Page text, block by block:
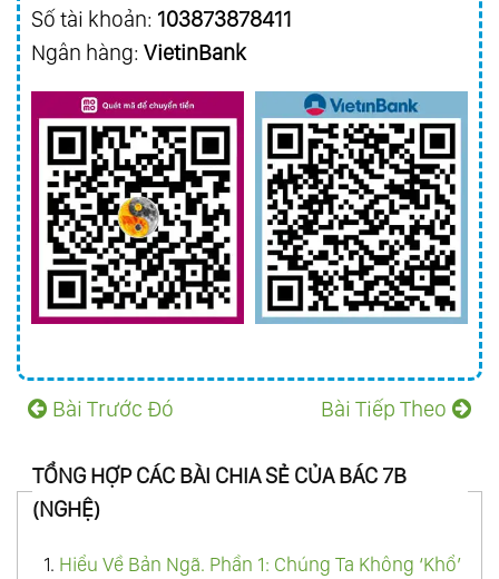
Số tài khoản: 103873878411
Ngân hàng: VietinBank
Bài Trước Đó Bài Tiếp Theo
TỔNG HỢP CÁC BÀI CHIA SẺ CỦA BÁC 7B
(NGHỆ)
1. Hiểu Về Bản Ngã. Phần 1: Chúng Ta Không ‘Khổ’